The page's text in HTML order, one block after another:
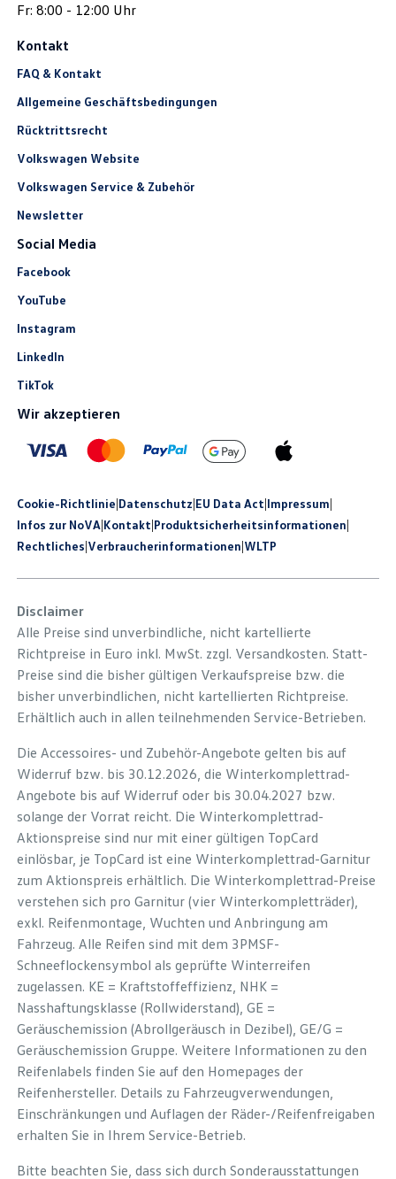
Fr: 8:00 - 12:00 Uhr
Kontakt
FAQ & Kontakt
Allgemeine Geschäftsbedingungen
Rücktrittsrecht
Volkswagen Website
Volkswagen Service & Zubehör
Newsletter
Social Media
Facebook
YouTube
Instagram
LinkedIn
TikTok
Wir akzeptieren
Cookie-Richtlinie|Datenschutz|EU Data Act|Impressum|
Infos zur NoVA|Kontakt|Produkt­sicherheits­informationen|
Rechtliches|Verbraucherinformationen|WLTP
Disclaimer
Alle Preise sind unverbindliche, nicht kartellierte
Richtpreise in Euro inkl. MwSt. zzgl. Versandkosten. Statt-
Preise sind die bisher gültigen Verkaufspreise bzw. die
bisher unverbindlichen, nicht kartellierten Richtpreise.
Erhältlich auch in allen teilnehmenden Service-Betrieben.
Die Accessoires- und Zubehör-Angebote gelten bis auf
Widerruf bzw. bis 30.12.2026, die Winterkomplettrad-
Angebote bis auf Widerruf oder bis 30.04.2027 bzw.
solange der Vorrat reicht. Die Winterkomplettrad-
Aktionspreise sind nur mit einer gültigen TopCard
einlösbar, je TopCard ist eine Winterkomplettrad-Garnitur
zum Aktionspreis erhältlich. Die Winterkomplettrad-Preise
verstehen sich pro Garnitur (vier Winterkompletträder),
exkl. Reifenmontage, Wuchten und Anbringung am
Fahrzeug. Alle Reifen sind mit dem 3PMSF-
Schneeflockensymbol als geprüfte Winterreifen
zugelassen. KE = Kraftstoffeffizienz, NHK =
Nasshaftungsklasse (Rollwiderstand), GE =
Geräuschemission (Abrollgeräusch in Dezibel), GE/G =
Geräuschemission Gruppe. Weitere Informationen zu den
Reifenlabels finden Sie auf den Homepages der
Reifenhersteller. Details zu Fahrzeugverwendungen,
Einschränkungen und Auflagen der Räder-/Reifenfreigaben
erhalten Sie in Ihrem Service-Betrieb.
Bitte beachten Sie, dass sich durch Sonderausstattungen